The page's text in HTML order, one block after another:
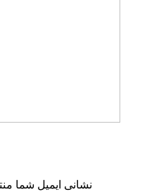
نشانی ایمیل شما